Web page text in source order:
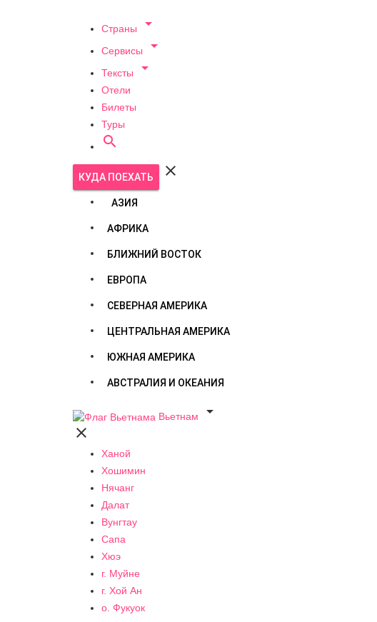
Страны 
Сервисы 
Тексты 
Отели
Билеты
Туры

КУДА ПОЕХАТЬ 
АЗИЯ
АФРИКА
БЛИЖНИЙ ВОСТОК
ЕВРОПА
СЕВЕРНАЯ АМЕРИКА
ЦЕНТРАЛЬНАЯ АМЕРИКА
ЮЖНАЯ АМЕРИКА
АВСТРАЛИЯ И ОКЕАНИЯ
Вьетнам


Ханой
Хошимин
Нячанг
Далат
Вунгтау
Сапа
Хюэ
г. Муйне
г. Хой Ан
о. Фукуок